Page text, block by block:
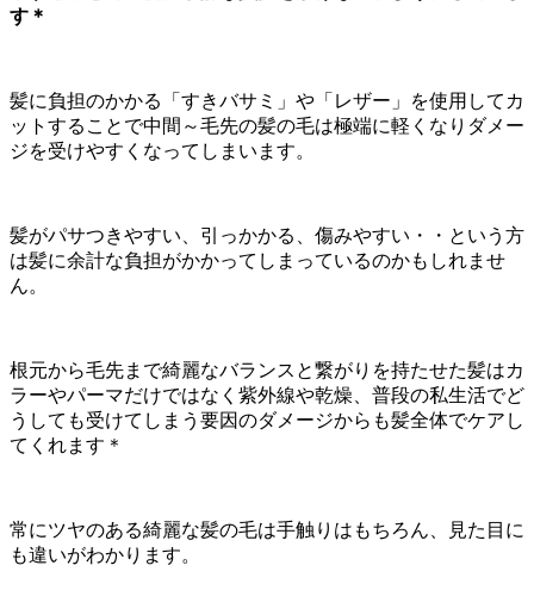
す＊
髪に負担のかかる「すきバサミ」や「レザー」を使用してカ
ットすることで中間～毛先の髪の毛は極端に軽くなりダメー
ジを受けやすくなってしまいます。
髪がパサつきやすい、引っかかる、傷みやすい・・という方
は髪に余計な負担がかかってしまっているのかもしれませ
ん。
根元から毛先まで綺麗なバランスと繋がりを持たせた髪はカ
ラーやパーマだけではなく紫外線や乾燥、普段の私生活でど
うしても受けてしまう要因のダメージからも髪全体でケアし
てくれます＊
常にツヤのある綺麗な髪の毛は手触りはもちろん、見た目に
も違いがわかります。